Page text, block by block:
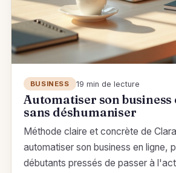
BUSINESS 19 min de lecture
Automatiser son business
sans déshumaniser
Méthode claire et concrète de
automatiser son business en ligne,
débutants pressés de passer à